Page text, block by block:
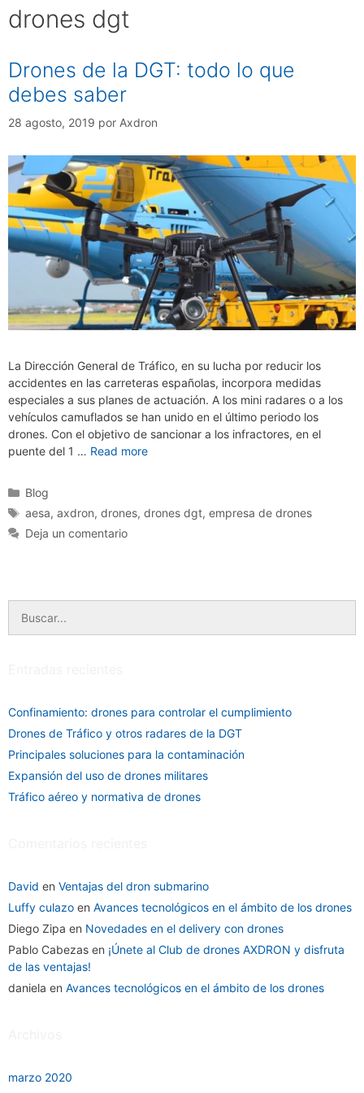
drones dgt
Drones de la DGT: todo lo que
debes saber
28 agosto, 2019 por Axdron
La Dirección General de Tráfico, en su lucha por reducir los
accidentes en las carreteras españolas, incorpora medidas
especiales a sus planes de actuación. A los mini radares o a los
vehículos camuflados se han unido en el último periodo los
drones. Con el objetivo de sancionar a los infractores, en el
puente del 1 … Read more
Categorías
Blog
Etiquetas
aesa,axdron,drones,drones dgt,empresa de drones
Deja un comentario
Confinamiento: drones para controlar el cumplimiento
Drones de Tráfico y otros radares de la DGT
Principales soluciones para la contaminación
Expansión del uso de drones militares
Tráfico aéreo y normativa de drones
David en Ventajas del dron submarino
Luffy culazo en Avances tecnológicos en el ámbito de los drones
Diego Zipa en Novedades en el delivery con drones
Pablo Cabezas en ¡Únete al Club de drones AXDRON y disfruta
de las ventajas!
daniela en Avances tecnológicos en el ámbito de los drones
marzo 2020